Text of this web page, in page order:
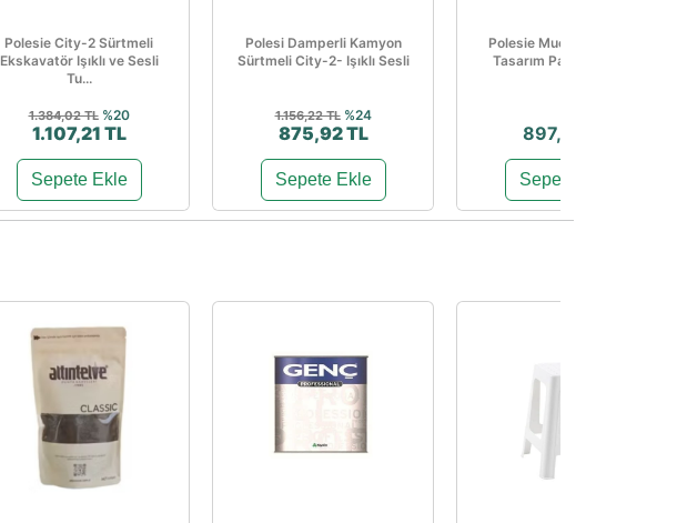
Polesie City-2 Sürtmeli
Ekskavatör Işıklı ve Sesli
Tu...
1.384,02 TL %20
1.107,21 TL
Sepete Ekle
Polesi Damperli Kamyon
Sürtmeli City-2- Işıklı Sesli
1.156,22 TL %24
875,92 TL
Sepete Ekle
Polesie Mucit Helikopter
Tasarım Parçası 83418
897,62 TL
Sepete Ekle